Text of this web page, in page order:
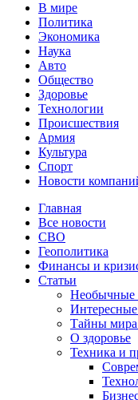
В мире
Политика
Экономика
Наука
Авто
Общество
Здоровье
Технологии
Происшествия
Армия
Культура
Спорт
Новости
Главная
Все новости
СВО
Геополитика
Финансы и
Статьи
Необычные
Тайны мира
О здоровье
Техника и